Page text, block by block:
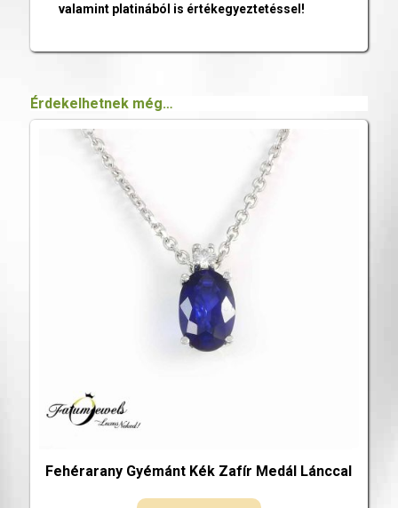
valamint platinából is értékegyeztetéssel!
Érdekelhetnek még…
Fehérarany Gyémánt Kék Zafír Medál Lánccal